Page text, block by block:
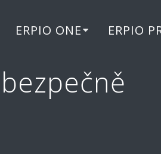
ERPIO ONE ERPIO